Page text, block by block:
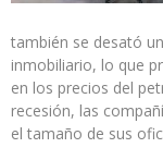
también se desató
inmobiliario, lo que
en los precios del
recesión, las
el tamaño de sus